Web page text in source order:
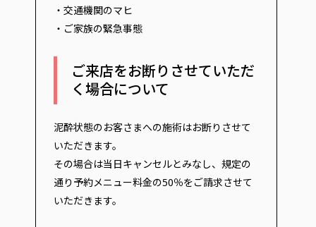
・交通機関のマヒ
・ご家族の緊急事態
ご来店をお断りさせていただ
く場合について
泥酔状態のお客さまへの施術はお断りさせて
いただきます。
その場合は当日キャンセルとみなし、規定の
通り予約メニュー料金の50％をご請求させて
いただきます。